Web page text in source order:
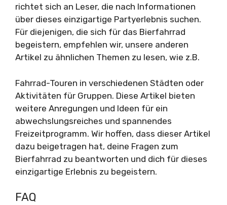
richtet sich an Leser, die nach Informationen
über dieses einzigartige Partyerlebnis suchen.
Für diejenigen, die sich für das Bierfahrrad
begeistern, empfehlen wir, unsere anderen
Artikel zu ähnlichen Themen zu lesen, wie z.B.
Fahrrad-Touren in verschiedenen Städten oder
Aktivitäten für Gruppen. Diese Artikel bieten
weitere Anregungen und Ideen für ein
abwechslungsreiches und spannendes
Freizeitprogramm. Wir hoffen, dass dieser Artikel
dazu beigetragen hat, deine Fragen zum
Bierfahrrad zu beantworten und dich für dieses
einzigartige Erlebnis zu begeistern.
FAQ